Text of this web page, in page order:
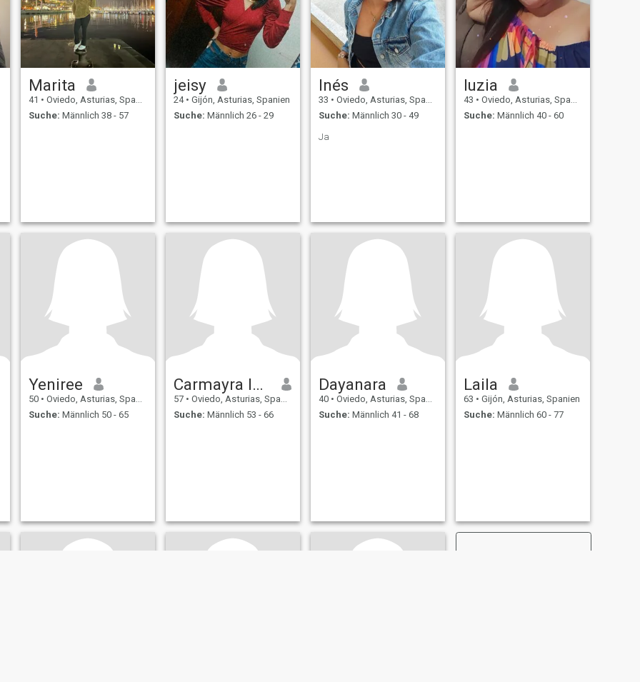
Marita
41 • Oviedo, Asturias, Spanien
Suche: Männlich 38 - 57
jeisy
24 • Gijón, Asturias, Spanien
Suche: Männlich 26 - 29
Inés
33 • Oviedo, Asturias, Spanien
Suche: Männlich 30 - 49
Ja
luzia
43 • Oviedo, Asturias, Spanien
Suche: Männlich 40 - 60
Yeniree
50 • Oviedo, Asturias, Spanien
Suche: Männlich 50 - 65
Carmayra lugo
57 • Oviedo, Asturias, Spanien
Suche: Männlich 53 - 66
Dayanara
40 • Oviedo, Asturias, Spanien
Suche: Männlich 41 - 68
Laila
63 • Gijón, Asturias, Spanien
Suche: Männlich 60 - 77